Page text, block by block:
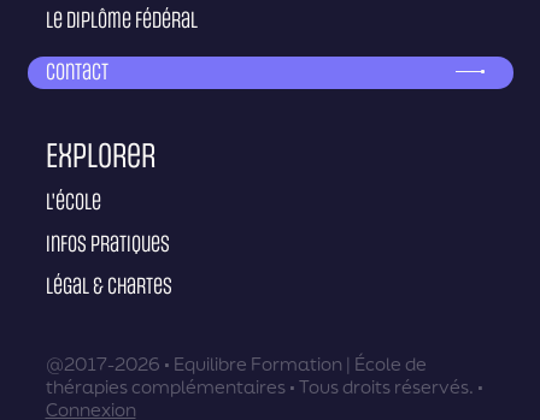
Le diplôme fédéral
Contact
Explorer
L'école
Infos pratiques
Légal & Chartes
@2017-2026 • Equilibre Formation | École de
thérapies complémentaires • Tous droits réservés. •
Connexion